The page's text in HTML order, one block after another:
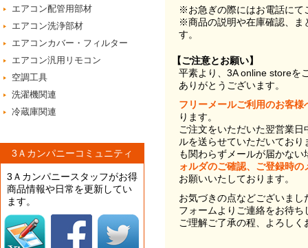
エアコン配管用部材
エアコン洗浄部材
エアコンカバー・フィルター
エアコン汎用リモコン
空調工具
洗濯機関連
冷蔵庫関連
3Ａカンパニーコミュニティ
3Ａカンパニースタッフがお得
商品情報や日常を更新してい
ます。
※お急ぎの際にはお電話にて
※商品の説明や在庫確認、ま
す。
【ご注意とお願い】
平素より、3A online storeを
ありがとうございます。
フリーメールご利用のお客様
ります。
ご注文をいただいた翌営業
ルを送らせていただいてお
も関わらずメールが届かない
ォルダのご確認、ご登録時
お願いいたしております。
お気づきの点などございま
フォームよりご連絡をお待ち
ご理解ご了承の程、よろし